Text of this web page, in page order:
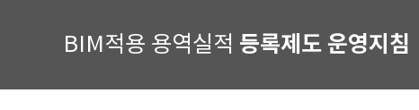
BIM적용 용역실적 등록제도 운영지침